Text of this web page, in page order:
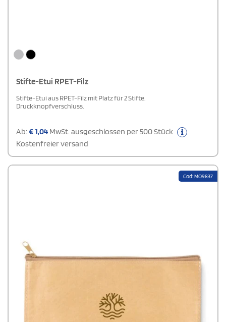
Stifte-Etui RPET-Filz
Stifte-Etui aus RPET-Filz mit Platz für 2 Stifte.
Druckknopfverschluss.
Ab:€1,04 MwSt. ausgeschlossen per 500 Stück
Kostenfreier versand
Cod: MO9837